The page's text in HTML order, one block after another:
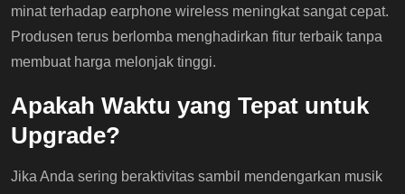
minat terhadap earphone wireless meningkat sangat cepat.
Produsen terus berlomba menghadirkan fitur terbaik tanpa
membuat harga melonjak tinggi.
Apakah Waktu yang Tepat untuk
Upgrade?
Jika Anda sering beraktivitas sambil mendengarkan musik